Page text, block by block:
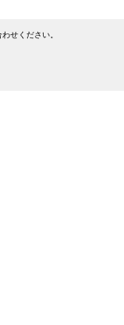
せください。